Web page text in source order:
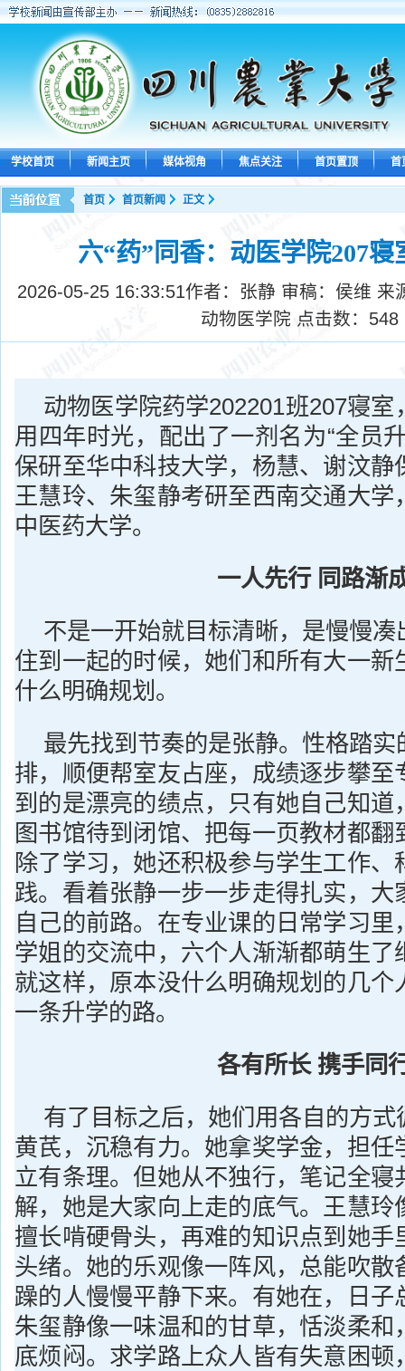
学校首页 新闻主页 媒体视角 焦点关注 首页置顶 首
首页 首页新闻 正文
六“药”同香：动医学院207寝
2026-05-25 16:33:51作者：张静 审稿：侯维 来
动物医学院 点击数： 548
动物医学院药学202201班207寝
用四年时光，配出了一剂名为“全员
保研至华中科技大学，杨慧、谢汶静
王慧玲、朱玺静考研至西南交通大学
中医药大学。
一人先行 同路渐
不是一开始就目标清晰，是慢慢
住到一起的时候，她们和所有大一新
什么明确规划。
最先找到节奏的是张静。性格踏
排，顺便帮室友占座，成绩逐步攀至
到的是漂亮的绩点，只有她自己知道
图书馆待到闭馆、把每一页教材都翻
除了学习，她还积极参与学生工作、
践。看着张静一步一步走得扎实，大
自己的前路。在专业课的日常学习里
学姐的交流中，六个人渐渐都萌生了
就这样，原本没什么明确规划的几个
一条升学的路。
各有所长 携手同
有了目标之后，她们用各自的方
黄芪，沉稳有力。她拿奖学金，担任
立有条理。但她从不独行，笔记全寝
解，她是大家向上走的底气。王慧玲
擅长啃硬骨头，再难的知识点到她手
头绪。她的乐观像一阵风，总能吹散
躁的人慢慢平静下来。有她在，日子
朱玺静像一味温和的甘草，恬淡柔和
底烦闷。求学路上众人皆有失意困顿